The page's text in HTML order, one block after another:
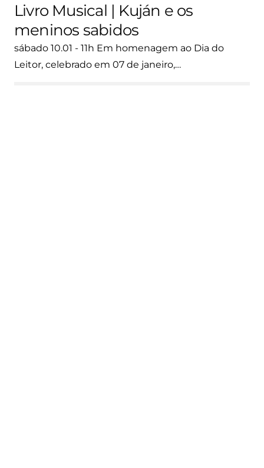
Livro Musical | Kuján e os
meninos sabidos
sábado 10.01 - 11h Em homenagem ao Dia do
Leitor, celebrado em 07 de janeiro,…